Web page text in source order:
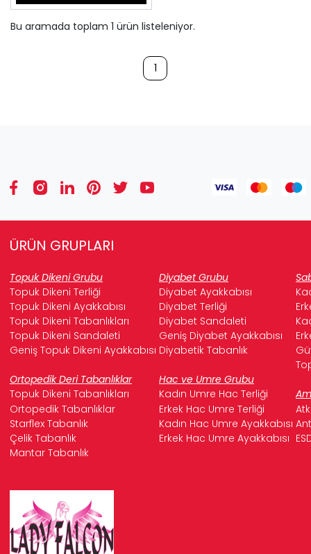
Bu aramada toplam 1 ürün listeleniyor.
1
ÜRÜN GRUPLARI
Topuk Dikeni Grubu Diyabet Grubu
Topuk Dikeni Terliği
Diyabet Ayakkabısı
Topuk Dikeni Ayakkabısı
Diyabet Terliği
Topuk Dikeni Tabanlıkları
Diyabet Sandaleti
Topuk Dikeni Sandaleti
Geniş Diyabet Ayakkabısı
Geniş Topuk Dikeni Ayakkabısı Diyabetik Tabanlık
Ortopedik Deri Tabanlıklar
Hac ve Umre Grubu
Topuk Dikeni Tabanlıkları
Kadın Umre Hac Terliği
Ortopedik Tabanlıklar
Erkek Hac Umre Terliği
Starflex Tabanlık
Kadın Hac Umre Ayakkabısı
Çelik Tabanlık
Erkek Hac Umre Ayakkabısı
Mantar Tabanlık